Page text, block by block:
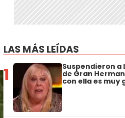
LAS MÁS LEÍDAS
1 Suspendieron a
de Gran
con ella es muy